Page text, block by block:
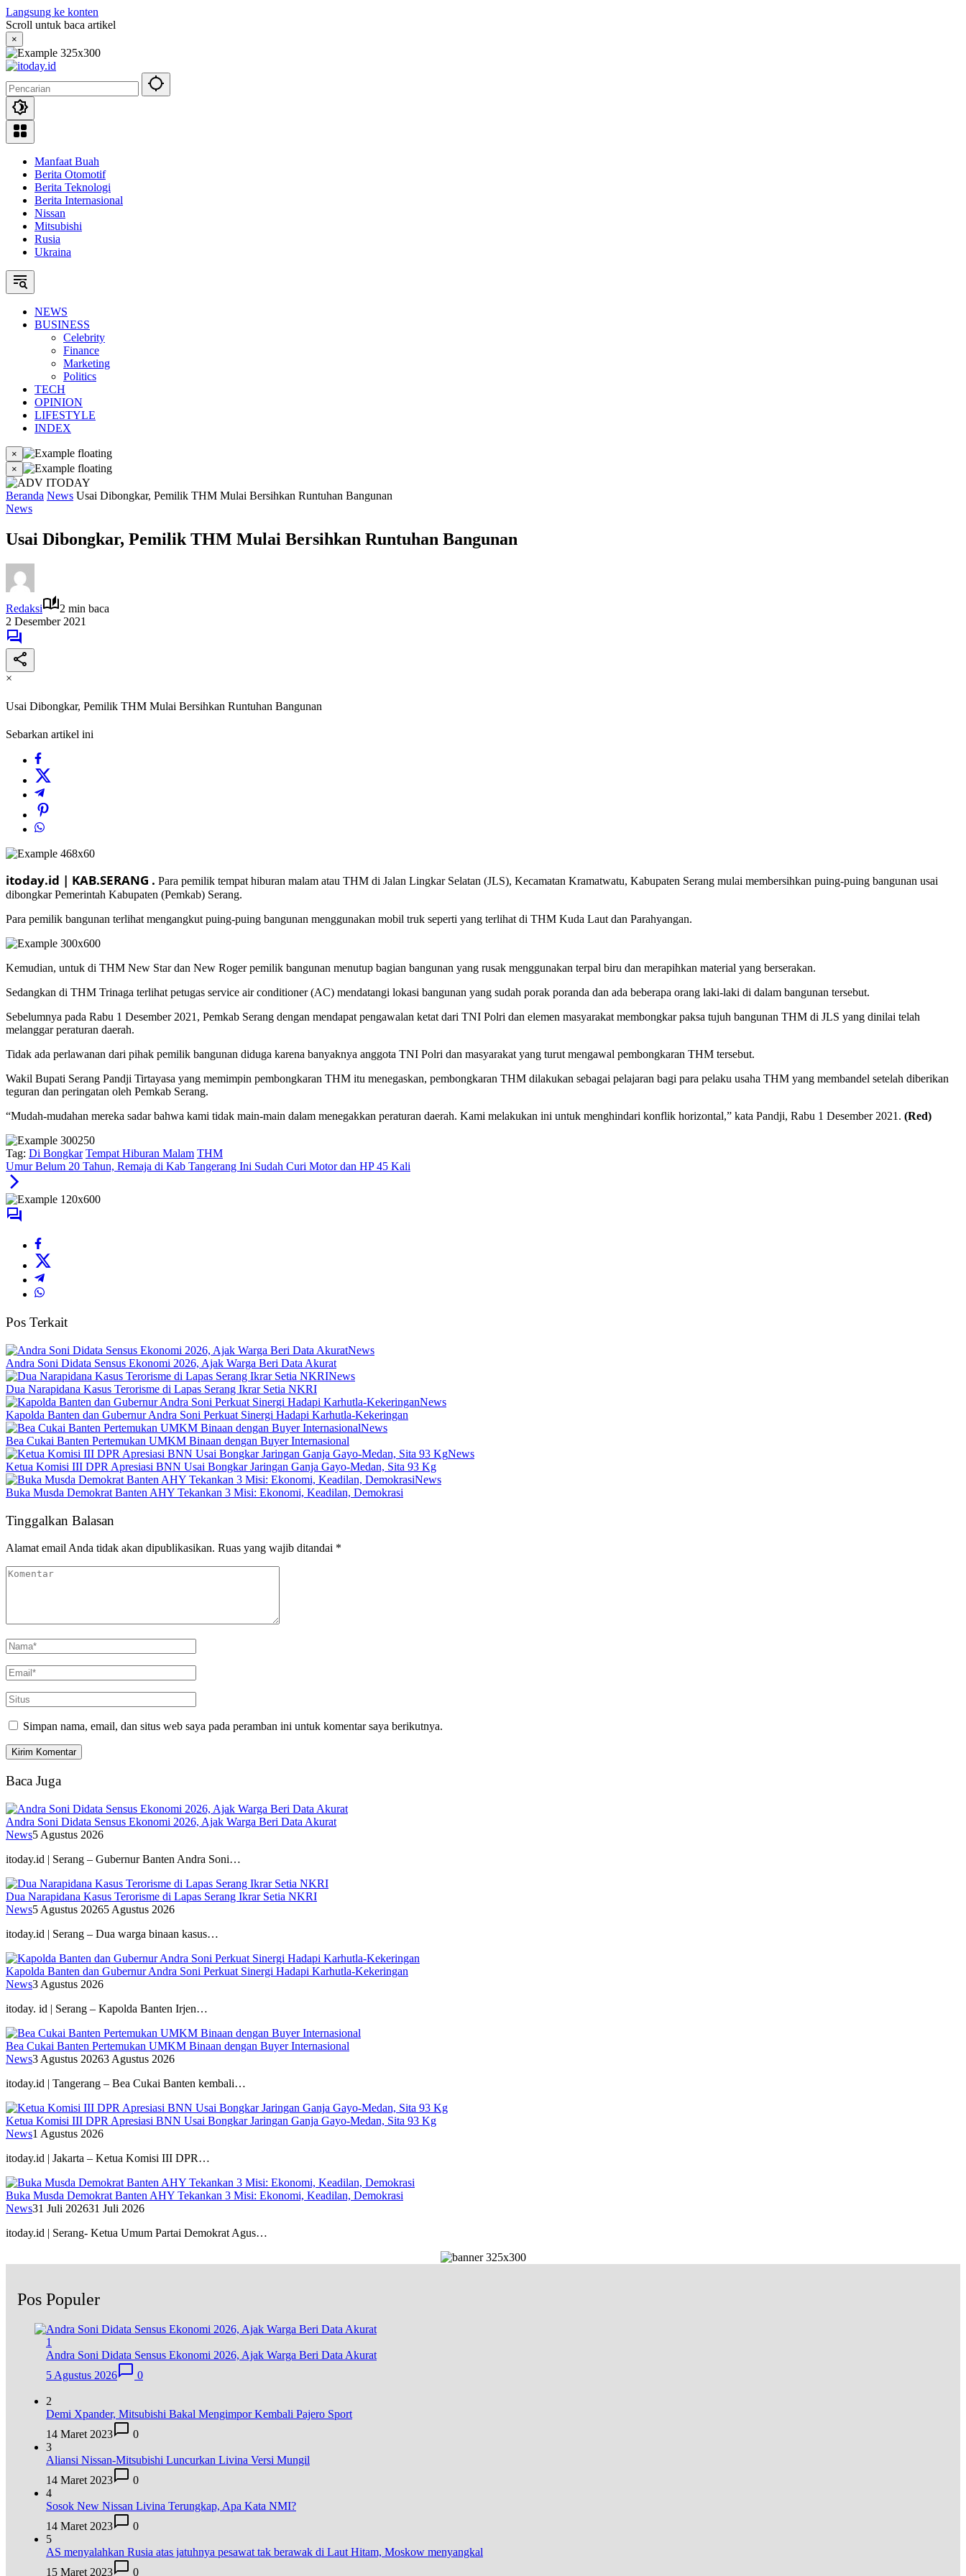
Langsung ke konten
Scroll untuk baca artikel
×
Manfaat Buah
Berita Otomotif
Berita Teknologi
Berita Internasional
Nissan
Mitsubishi
Rusia
Ukraina
NEWS
BUSINESS
Celebrity
Finance
Marketing
Politics
TECH
OPINION
LIFESTYLE
INDEX
×
×
Beranda News Usai Dibongkar, Pemilik THM Mulai Bersihkan Runtuhan Bangunan
News
Usai Dibongkar, Pemilik THM Mulai Bersihkan Runtuhan Bangunan
Redaksi
2 min baca
2 Desember 2021
×
Usai Dibongkar, Pemilik THM Mulai Bersihkan Runtuhan Bangunan
Sebarkan artikel ini
itoday.id | KAB.SERANG . Para pemilik tempat hiburan malam atau THM di Jalan Lingkar Selatan (JLS), Kecamatan Kramatwatu, Kabupaten Serang mulai membersihkan puing-puing bangunan usai
dibongkar Pemerintah Kabupaten (Pemkab) Serang.
Para pemilik bangunan terlihat mengangkut puing-puing bangunan menggunakan mobil truk seperti yang terlihat di THM Kuda Laut dan Parahyangan.
Kemudian, untuk di THM New Star dan New Roger pemilik bangunan menutup bagian bangunan yang rusak menggunakan terpal biru dan merapihkan material yang berserakan.
Sedangkan di THM Trinaga terlihat petugas service air conditioner (AC) mendatangi lokasi bangunan yang sudah porak poranda dan ada beberapa orang laki-laki di dalam bangunan tersebut.
Sebelumnya pada Rabu 1 Desember 2021, Pemkab Serang dengan mendapat pengawalan ketat dari TNI Polri dan elemen masyarakat membongkar paksa tujuh bangunan THM di JLS yang dinilai telah
melanggar peraturan daerah.
Tidak ada perlawanan dari pihak pemilik bangunan diduga karena banyaknya anggota TNI Polri dan masyarakat yang turut mengawal pembongkaran THM tersebut.
Wakil Bupati Serang Pandji Tirtayasa yang memimpin pembongkaran THM itu menegaskan, pembongkaran THM dilakukan sebagai pelajaran bagi para pelaku usaha THM yang membandel setelah diberikan
teguran dan peringatan oleh Pemkab Serang.
“Mudah-mudahan mereka sadar bahwa kami tidak main-main dalam menegakkan peraturan daerah. Kami melakukan ini untuk menghindari konflik horizontal,” kata Pandji, Rabu 1 Desember 2021. (Red)
Tag: Di Bongkar Tempat Hiburan Malam THM
Umur Belum 20 Tahun, Remaja di Kab Tangerang Ini Sudah Curi Motor dan HP 45 Kali
Pos Terkait
News
Andra Soni Didata Sensus Ekonomi 2026, Ajak Warga Beri Data Akurat
News
Dua Narapidana Kasus Terorisme di Lapas Serang Ikrar Setia NKRI
News
Kapolda Banten dan Gubernur Andra Soni Perkuat Sinergi Hadapi Karhutla-Kekeringan
News
Bea Cukai Banten Pertemukan UMKM Binaan dengan Buyer Internasional
News
Ketua Komisi III DPR Apresiasi BNN Usai Bongkar Jaringan Ganja Gayo-Medan, Sita 93 Kg
News
Buka Musda Demokrat Banten AHY Tekankan 3 Misi: Ekonomi, Keadilan, Demokrasi
Tinggalkan Balasan
Alamat email Anda tidak akan dipublikasikan. Ruas yang wajib ditandai *
Simpan nama, email, dan situs web saya pada peramban ini untuk komentar saya berikutnya.
Baca Juga
Andra Soni Didata Sensus Ekonomi 2026, Ajak Warga Beri Data Akurat
News5 Agustus 2026
itoday.id | Serang – Gubernur Banten Andra Soni…
Dua Narapidana Kasus Terorisme di Lapas Serang Ikrar Setia NKRI
News5 Agustus 20265 Agustus 2026
itoday.id | Serang – Dua warga binaan kasus…
Kapolda Banten dan Gubernur Andra Soni Perkuat Sinergi Hadapi Karhutla-Kekeringan
News3 Agustus 2026
itoday. id | Serang – Kapolda Banten Irjen…
Bea Cukai Banten Pertemukan UMKM Binaan dengan Buyer Internasional
News3 Agustus 20263 Agustus 2026
itoday.id | Tangerang – Bea Cukai Banten kembali…
Ketua Komisi III DPR Apresiasi BNN Usai Bongkar Jaringan Ganja Gayo-Medan, Sita 93 Kg
News1 Agustus 2026
itoday.id | Jakarta – Ketua Komisi III DPR…
Buka Musda Demokrat Banten AHY Tekankan 3 Misi: Ekonomi, Keadilan, Demokrasi
News31 Juli 202631 Juli 2026
itoday.id | Serang- Ketua Umum Partai Demokrat Agus…
Pos Populer
1
Andra Soni Didata Sensus Ekonomi 2026, Ajak Warga Beri Data Akurat
5 Agustus 2026
0
2
Demi Xpander, Mitsubishi Bakal Mengimpor Kembali Pajero Sport
14 Maret 2023
0
3
Aliansi Nissan-Mitsubishi Luncurkan Livina Versi Mungil
14 Maret 2023
0
4
Sosok New Nissan Livina Terungkap, Apa Kata NMI?
14 Maret 2023
0
5
AS menyalahkan Rusia atas jatuhnya pesawat tak berawak di Laut Hitam, Moskow menyangkal
15 Maret 2023
0